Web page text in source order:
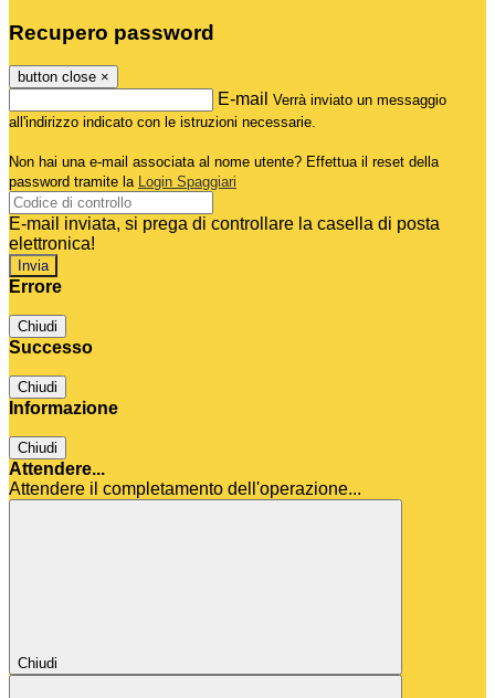
Recupero password
button close ×
E-mail Verrà inviato un messaggio
all'indirizzo indicato con le istruzioni necessarie.
Non hai una e-mail associata al nome utente? Effettua il reset della
password tramite la Login Spaggiari
E-mail inviata, si prega di controllare la casella di posta
elettronica!
Errore
Chiudi
Successo
Chiudi
Informazione
Chiudi
Attendere...
Attendere il completamento dell'operazione...
Chiudi